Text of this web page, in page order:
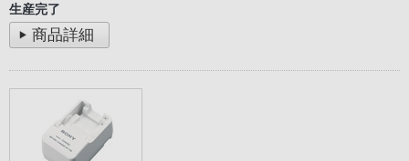
生産完了
商品詳細